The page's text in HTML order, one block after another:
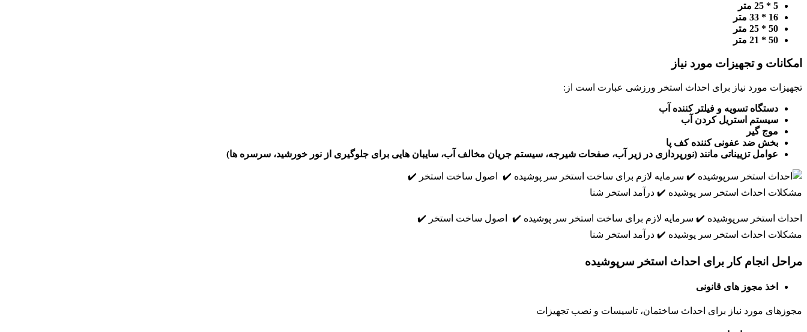
5 * 25 متر
16 * 33 متر
50 * 25 متر
50 * 21 متر
امکانات و تجهیزات مورد نیاز
تجهیزات مورد نیاز برای احداث استخر ورزشی عبارت است از:
دستگاه تسویه و فیلتر کننده آب
سیستم استریل کردن آب
موج گیر
بخش ضد عفونی کننده کف پا
عوامل تزییناتی مانند (نورپردازی در زیر آب، صفحات شیرجه، سیستم جریان مخالف آب، سایبان هایی برای جلوگیری از نور خورشید، سرسره ها)
احداث استخر سرپوشیده ✔️ سرمایه لازم برای ساخت استخر سر پوشیده ✔️ اصول ساخت استخر ✔️
مشکلات احداث استخر سر پوشیده ✔️ درآمد استخر شنا
مراحل انجام کار برای احداث استخر سرپوشیده
اخذ مجوز های قانونی
مجوزهای مورد نیاز برای احداث ساختمان، تاسیسات و نصب تجهیزات